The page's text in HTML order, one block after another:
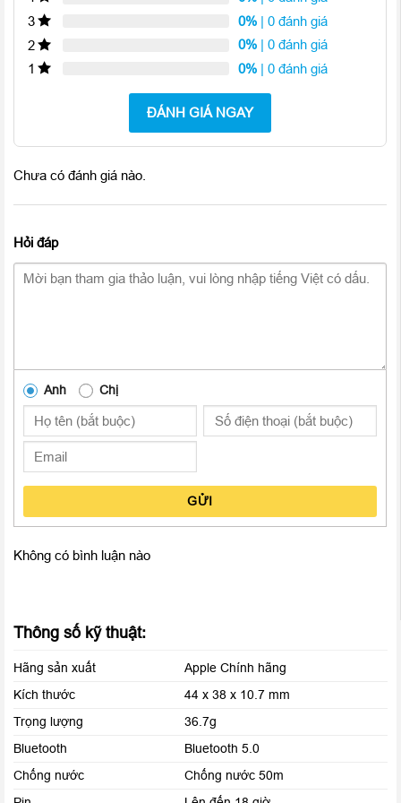
Màn hình LTPO OLED 1.57 inches hiển thị sắc nét
Apple Watch Series 4 GPS 44mm cũ 99%có màn hình lớn nhất
từ trước tới nay tích hợp thêm công nghệ hiển thị mới LTPO
OLED có độ phân giải 394 x 324 pixels cho khả năng tiết kiệm
điện năng hơn đáng kể so với thế hệ trước, bạn hoàn toàn có
3
0% | 0 đánh giá
2
0% | 0 đánh giá
1
0% | 0 đánh giá
ĐÁNH GIÁ NGAY
Chưa có đánh giá nào.
Hỏi đáp
Anh Chị
GỬI
Không có bình luận nào
Thông số kỹ thuật:
Hãng sản xuất
Apple Chính hãng
Kích thước
44 x 38 x 10.7 mm
Trọng lượng
36.7g
Bluetooth
Bluetooth 5.0
Chống nước
Chống nước 50m